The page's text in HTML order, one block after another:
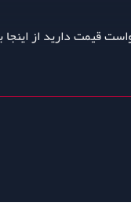
قیمت دارید از اینجا